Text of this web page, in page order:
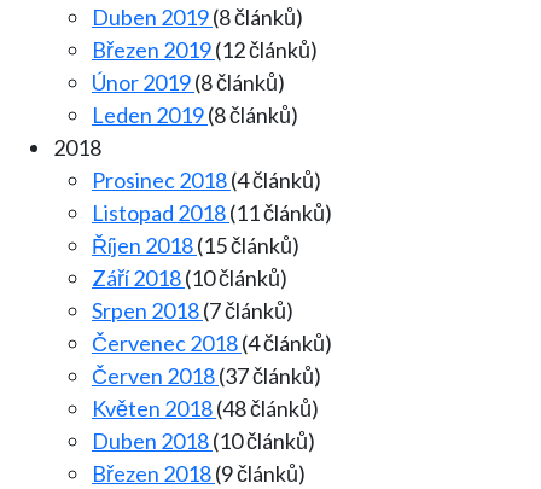
Duben 2019(8 článků)
Březen 2019(12 článků)
Únor 2019(8 článků)
Leden 2019(8 článků)
2018
Prosinec 2018(4 článků)
Listopad 2018(11 článků)
Říjen 2018(15 článků)
Září 2018(10 článků)
Srpen 2018(7 článků)
Červenec 2018(4 článků)
Červen 2018(37 článků)
Květen 2018(48 článků)
Duben 2018(10 článků)
Březen 2018(9 článků)